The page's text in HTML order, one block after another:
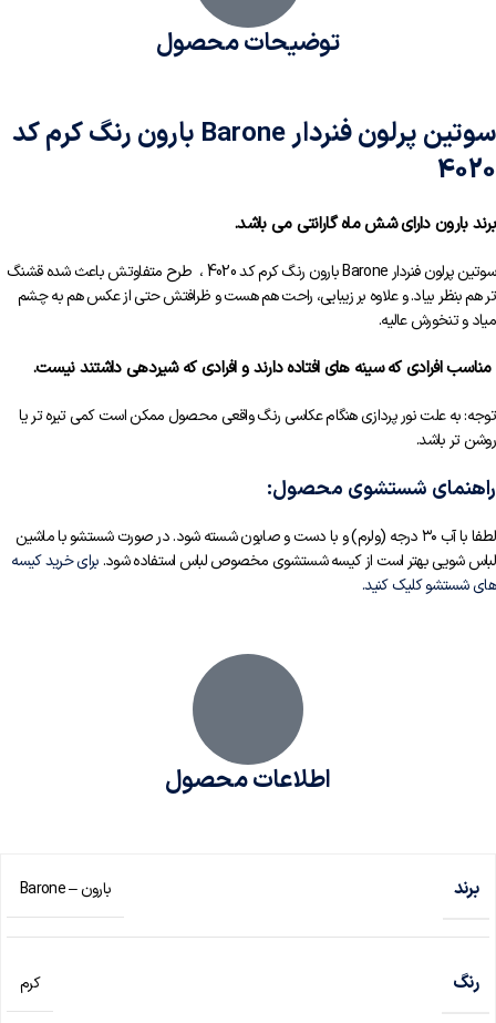
توضیحات محصول
سوتین پرلون فنردار Barone بارون رنگ کرم کد
4020
برند بارون دارای شش ماه گارانتی می باشد.
سوتین پرلون فنردار Barone بارون رنگ کرم کد 4020 ، طرح متفاوتش باعث شده قشنگ
تر هم بنظر بیاد. و علاوه بر زیبایی، راحت هم هست و ظرافتش حتی از عکس هم به چشم
میاد و تنخورش عالیه.
مناسب افرادی که سینه های افتاده دارند و افرادی که شیردهی داشتند نیست.
توجه: به علت نور پردازی هنگام عکاسی رنگ واقعی محصول ممکن است کمی تیره تر یا
روشن تر باشد.
راهنمای شستشوی محصول:
لطفا با آب ۳۰ درجه (ولرم) و با دست و صابون شسته شود. در صورت شستشو با ماشین
لباس شویی بهتر است از کیسه شستشوی مخصوص لباس استفاده شود.برای خرید کیسه
های شستشو کلیک کنید.
اطلاعات محصول
برند بارون – ‌Barone
رنگ کرم